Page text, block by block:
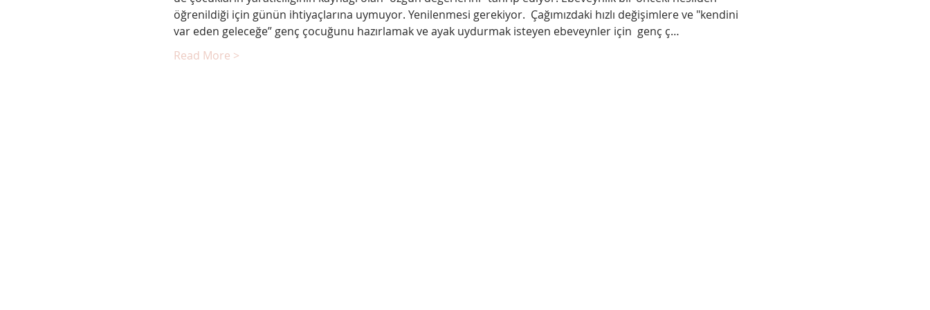
öğrenildiği için günün ihtiyaçlarına uymuyor. Yenilenmesi gerekiyor.  Çağımızdaki hızlı değişimlere ve "kendini
var eden geleceğe” genç çocuğunu hazırlamak ve ayak uydurmak isteyen ebeveynler için  genç ç…
Read More >